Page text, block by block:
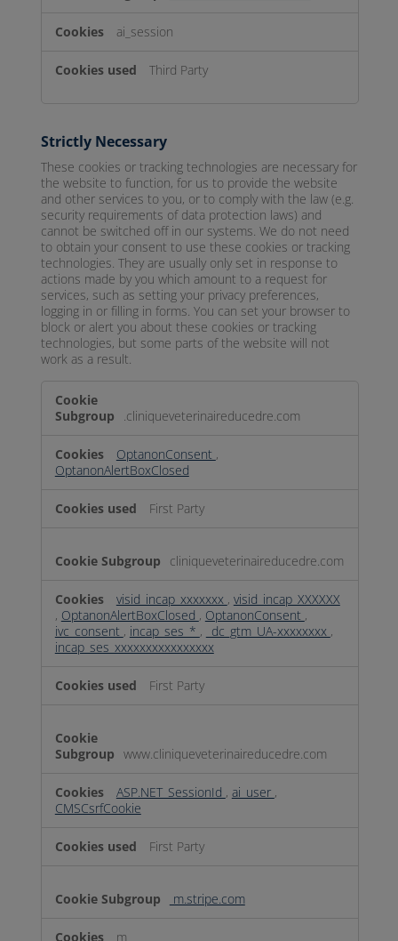
ai_session
Third Party
Strictly Necessary
These cookies or tracking technologies are necessary for
the website to function, for us to provide the website
and other services to you, or to comply with the law (e.g.
security requirements of data protection laws) and
cannot be switched off in our systems. We do not need
to obtain your consent to use these cookies or tracking
technologies. They are usually only set in response to
actions made by you which amount to a request for
services, such as setting your privacy preferences,
logging in or filling in forms. You can set your browser to
block or alert you about these cookies or tracking
technologies, but some parts of the website will not
work as a result.
Necessary
.cliniqueveterinaireducedre.com
OptanonConsent ,
OptanonAlertBoxClosed
First Party
cliniqueveterinaireducedre.com
visid_incap_xxxxxxx , visid_incap_XXXXXX
, OptanonAlertBoxClosed , OptanonConsent ,
ivc_consent , incap_ses_* , _dc_gtm_UA-xxxxxxxx ,
incap_ses_xxxxxxxxxxxxxxxx
First Party
www.cliniqueveterinaireducedre.com
ASP.NET_SessionId , ai_user ,
CMSCsrfCookie
First Party
m.stripe.com
m